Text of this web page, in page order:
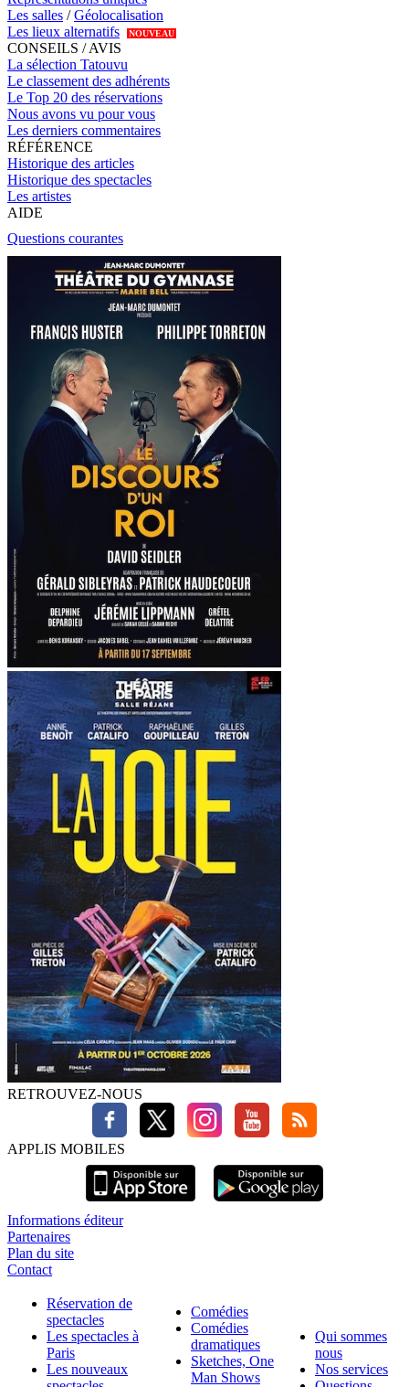
Les salles /Géolocalisation
Les lieux alternatifs
NOUVEAU
CONSEILS / AVIS
La sélection Tatouvu
Le classement des adhérents
Le Top 20 des réservations
Nous avons vu pour vous
Les derniers commentaires
RÉFÉRENCE
Historique des articles
Historique des spectacles
Les artistes
AIDE
Questions courantes
RETROUVEZ-NOUS
APPLIS MOBILES
Informations éditeur
Partenaires
Plan du site
Contact
Réservation de
spectacles
Les spectacles à
Paris
Les nouveaux
Comédies
Comédies
dramatiques
Sketches, One
Man Shows
Qui sommes
nous
Nos services